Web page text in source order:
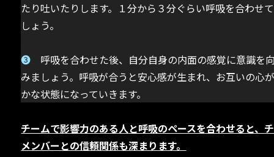
たり吐いたりします。１分から３分ぐらい呼吸を合わせ
しょう。
➌ 呼吸を合わせた後、自分自身の内面の感覚に意識を
みましょう。呼吸が合うと安心感が生まれ、お互いの心
かな状態になっていきます。
チームで影響力のある人と呼吸のペースを合わせると、
メンバーとの信頼関係も深まります。